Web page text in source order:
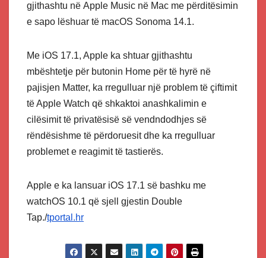
gjithashtu në Apple Music në Mac me përditësimin
e sapo lëshuar të macOS Sonoma 14.1.
Me iOS 17.1, Apple ka shtuar gjithashtu
mbështetje për butonin Home për të hyrë në
pajisjen Matter, ka rregulluar një problem të çiftimit
të Apple Watch që shkaktoi anashkalimin e
cilësimit të privatësisë së vendndodhjes së
rëndësishme të përdoruesit dhe ka rregulluar
problemet e reagimit të tastierës.
Apple e ka lansuar iOS 17.1 së bashku me
watchOS 10.1 që sjell gjestin Double
Tap./tportal.hr